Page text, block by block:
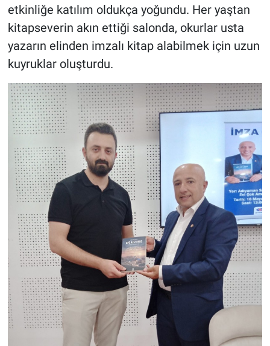
etkinliğe katılım oldukça yoğundu. Her yaştan
kitapseverin akın ettiği salonda, okurlar usta
yazarın elinden imzalı kitap alabilmek için uzun
kuyruklar oluşturdu.